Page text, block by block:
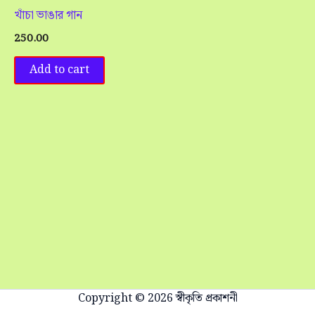
খাঁচা ভাঙার গান
250.00
Add to cart
Copyright © 2026 স্বীকৃতি প্রকাশনী